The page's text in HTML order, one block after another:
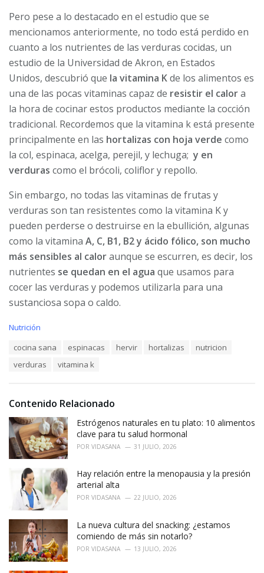
Pero pese a lo destacado en el estudio que se
mencionamos anteriormente, no todo está perdido en
cuanto a los nutrientes de las verduras cocidas, un
estudio de la Universidad de Akron, en Estados
Unidos, descubrió que la vitamina Kde los alimentos es
una de las pocas vitaminas capaz de resistir el calora
la hora de cocinar estos productos mediante la cocción
tradicional. Recordemos que la vitamina k está presente
principalmente en las hortalizas con hoja verde como
la col, espinaca, acelga, perejil, y lechuga;y en
verduras como el brócoli, coliflor y repollo.
Sin embargo, no todas las vitaminas de frutas y
verduras son tan resistentes como la vitamina K y
pueden perderse o destruirse en la ebullición, algunas
como la vitamina A, C, B1, B2 y ácido fólico, son mucho
más sensibles al caloraunque se escurren, es decir, los
nutrientes se quedan en el agua que usamos para
cocer las verduras y podemos utilizarla para una
sustanciosa sopa o caldo.
C
i
s
Nutrición
cocina sana espinacas hervir hortalizas
nutricion
verduras
vitamina k
Contenido Relacionado
Estrógenos naturales en tu plato: 10 alimentos
clave para tu salud hormonal
POR VIDASANA 31 JULIO, 2026
Hay relación entre la menopausia y la presión
arterial alta
POR VIDASANA 22 JULIO, 2026
La nueva cultura del snacking: ¿estamos
comiendo de más sin notarlo?
POR VIDASANA 13 JULIO, 2026